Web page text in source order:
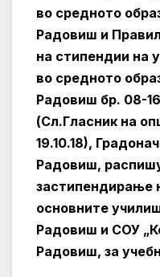
во средното
Радовиш и
на стипендии на
во средното
Радовиш бр. 08-
(Сл.Гласник на
19.10.18),
Радовиш,
застипендирање
основните
Радовиш и СОУ
Радовиш, за